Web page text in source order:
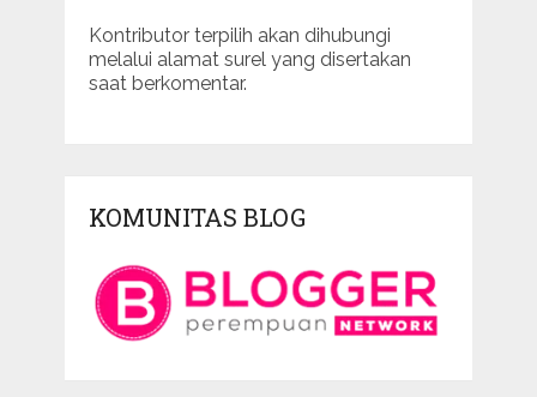
Kontributor terpilih akan dihubungi
melalui alamat surel yang disertakan
saat berkomentar.
KOMUNITAS BLOG